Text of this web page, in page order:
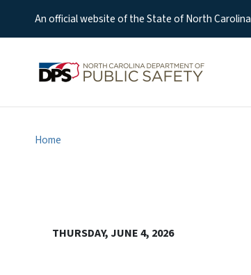
An official website of the State of North Carolina
Home
THURSDAY, JUNE 4, 2026